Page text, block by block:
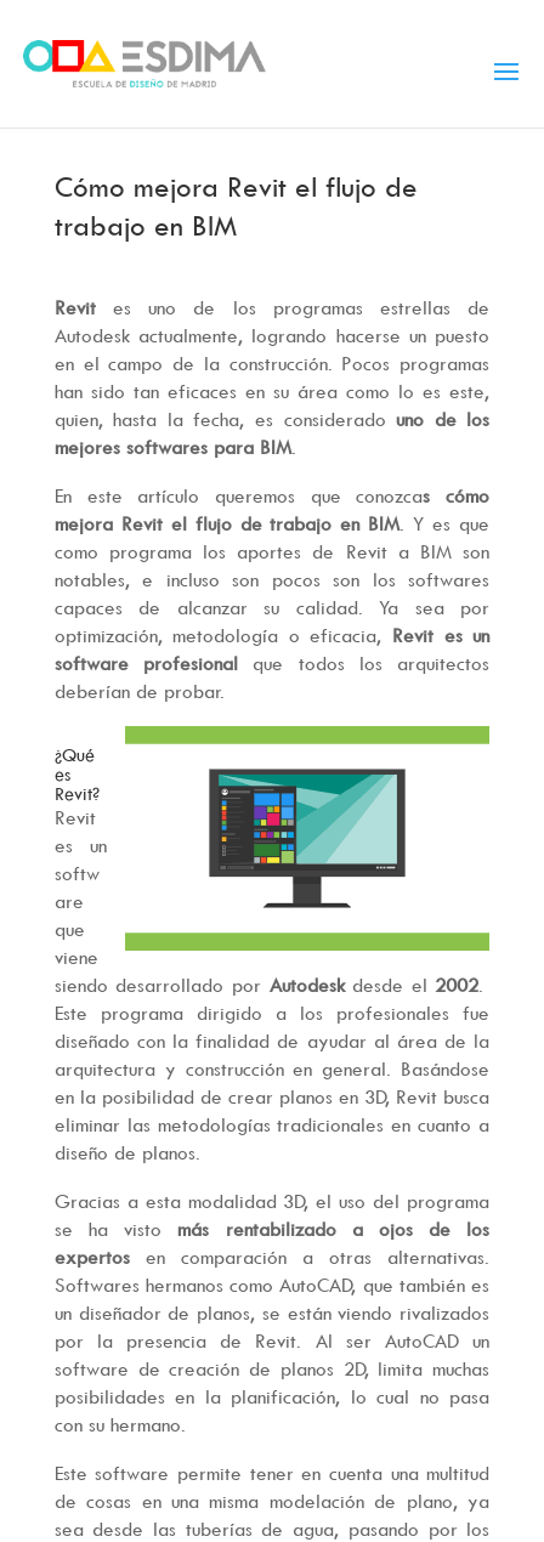
Cómo mejora Revit el flujo de
trabajo en BIM
Revit es uno de los programas estrellas de
Autodesk actualmente, logrando hacerse un puesto
en el campo de la construcción. Pocos programas
han sido tan eficaces en su área como lo es este,
quien, hasta la fecha, es considerado uno de los
mejores softwares para BIM.
En este artículo queremos que conozcas cómo
mejora Revit el flujo de trabajo en BIM . Y es que
como programa los aportes de Revit a BIM son
notables, e incluso son pocos son los softwares
capaces de alcanzar su calidad. Ya sea por
optimización, metodología o eficacia, Revit es un
software profesionalque todos los arquitectos
deberían de probar.
¿Qué
es
Revit?
Revit
es un
softw
are
que
viene
siendo desarrollado por Autodeskdesde el 2002.
Este programa dirigido a los profesionales fue
diseñado con la finalidad de ayudar al área de la
arquitectura y construcción en general. Basándose
en la posibilidad de crear planos en 3D, Revit busca
eliminar las metodologías tradicionales en cuanto a
diseño de planos.
Gracias a esta modalidad 3D, el uso del programa
se ha vistomás rentabilizado a ojos de los
expertos en comparación a otras alternativas.
Softwares hermanos como AutoCAD, que también es
un diseñador de planos, se están viendo rivalizados
por la presencia de Revit. Al ser AutoCAD un
software de creación de planos 2D, limita muchas
posibilidades en la planificación, lo cual no pasa
con su hermano.
Este software permite tener en cuenta una multitud
de cosas en una misma modelación de plano, ya
sea desde las tuberías de agua, pasando por los